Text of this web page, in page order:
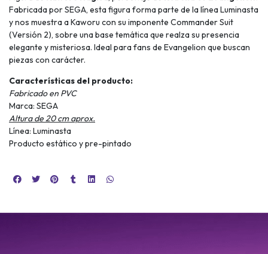
Fabricada por SEGA, esta figura forma parte de la línea Luminasta
y nos muestra a Kaworu con su imponente Commander Suit
(Versión 2), sobre una base temática que realza su presencia
elegante y misteriosa. Ideal para fans de Evangelion que buscan
piezas con carácter.
Características del producto:
Fabricado en PVC
Marca: SEGA
Altura de 20 cm aprox.
Línea: Luminasta
Producto estático y pre-pintado